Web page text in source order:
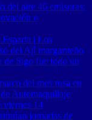
del aire 46 emisoras:
o
| Los
del Ají margariteño
de Sigo fue todo un
del mes rosa en
Automaquillaje
viernes 14
jornadas de